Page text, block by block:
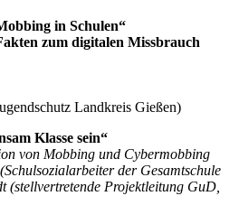
in Schulen“
zum digitalen Missbrauch
Landkreis Gießen)
Klasse sein“
von Mobbing und Cybermobbing
der Gesamtschule
(stellvertretende Projektleitung GuD,